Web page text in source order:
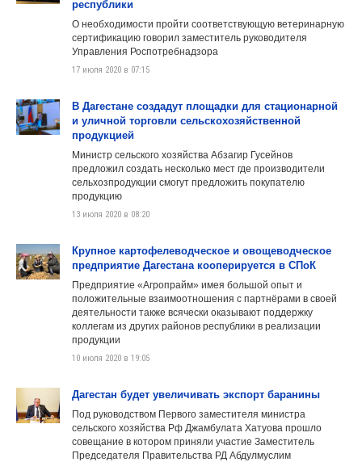
республики
О необходимости пройти соответствующую ветеринарную
сертификацию говорил заместитель руководителя
Управления Роспотребнадзора
17 июля 2020 в 07:15
В Дагестане создадут площадки для стационарной
и уличной торговли сельскохозяйственной
продукцией
Министр сельского хозяйства Абзагир Гусейнов
предложил создать несколько мест где производители
сельхозпродукции смогут предложить покупателю
продукцию
13 июля 2020 в 08:20
Крупное картофелеводческое и овощеводческое
предприятие Дагестана кооперируется в СПоК
Предприятие «Агропрайм» имея большой опыт и
положительные взаимоотношения с партнёрами в своей
деятельности также всячески оказывают поддержку
коллегам из других районов республики в реализации
продукции
10 июля 2020 в 19:05
Дагестан будет увеличивать экспорт баранины
Под руководством Первого заместителя министра
сельского хозяйства Рф Джамбулата Хатуова прошло
совещание в котором приняли участие Заместитель
Председателя Правительства РД Абдулмуслим